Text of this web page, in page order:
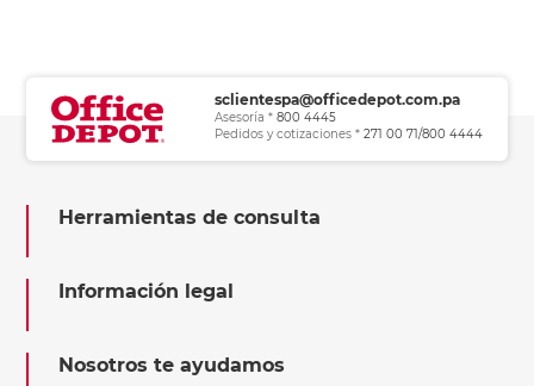
sclientespa@officedepot.com.pa
Asesoría * 800 4445
Pedidos y cotizaciones * 271 00 71/800 4444
Herramientas de consulta
Información legal
Nosotros te ayudamos